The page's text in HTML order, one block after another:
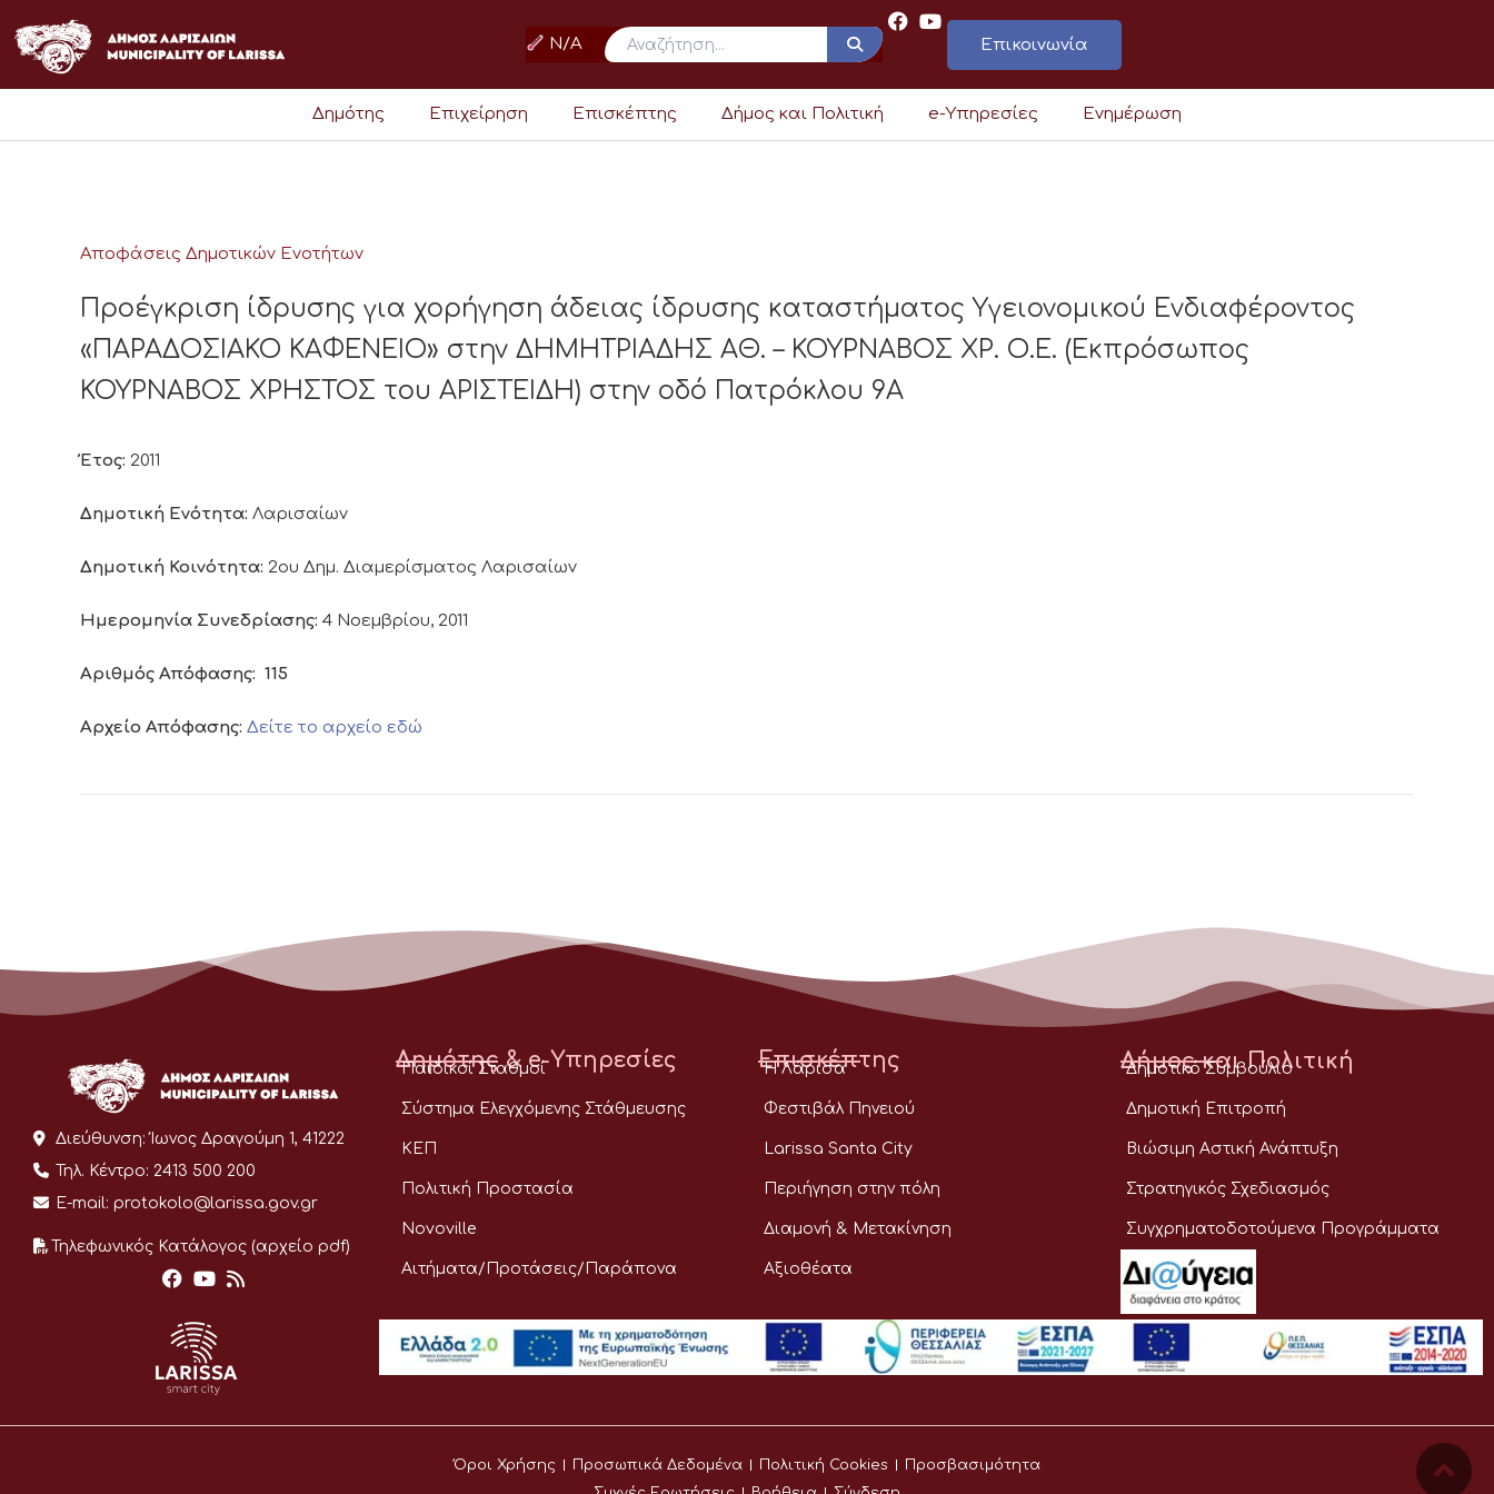
στο
περιεχόμενο
N/A Επικοινωνία
Δημότης Επιχείρηση Επισκέπτης Δήμος και Πολιτική e-Υπηρεσίες Ενημέρωση
Αποφάσεις Δημοτικών Ενοτήτων
Προέγκριση ίδρυσης για χορήγηση άδειας ίδρυσης καταστήματος Υγειονομικού Ενδιαφέροντος
«ΠΑΡΑΔΟΣΙΑΚΟ ΚΑΦΕΝΕΙΟ» στην ΔΗΜΗΤΡΙΑΔΗΣ ΑΘ. – ΚΟΥΡΝΑΒΟΣ ΧΡ. Ο.Ε. (Εκπρόσωπος
ΚΟΥΡΝΑΒΟΣ ΧΡΗΣΤΟΣ του ΑΡΙΣΤΕΙΔΗ) στην οδό Πατρόκλου 9Α
Έτος: 2011
Δημοτική Ενότητα: Λαρισαίων
Δημοτική Κοινότητα: 2ου Δημ. Διαμερίσματος Λαρισαίων
Ημερομηνία Συνεδρίασης: 4 Νοεμβρίου, 2011
Αριθμός Απόφασης: 115
Αρχείο Απόφασης: Δείτε το αρχείο εδώ
Διεύθυνση: Ίωνος Δραγούμη 1, 41222
Τηλ. Κέντρο: 2413 500 200
E-mail: protokolo@larissa.gov.gr
Τηλεφωνικός Κατάλογος (αρχείο pdf)
Δημότης & e-Υπηρεσίες
Παιδικοί Σταθμοί
Σύστημα Ελεγχόμενης Στάθμευσης
ΚΕΠ
Πολιτική Προστασία
Novoville
Αιτήματα/Προτάσεις/Παράπονα
Επισκέπτης
Η Λάρισα
Φεστιβάλ Πηνειού
Larissa Santa City
Περιήγηση στην πόλη
Διαμονή & Μετακίνηση
Αξιοθέατα
Δήμος και Πολιτική
Δημοτικό Συμβούλιο
Δημοτική Επιτροπή
Βιώσιμη Αστική Ανάπτυξη
Στρατηγικός Σχεδιασμός
Συγχρηματοδοτούμενα Προγράμματα
Όροι Χρήσης Προσωπικά Δεδομένα Πολιτική Cookies
Προσβασιμότητα